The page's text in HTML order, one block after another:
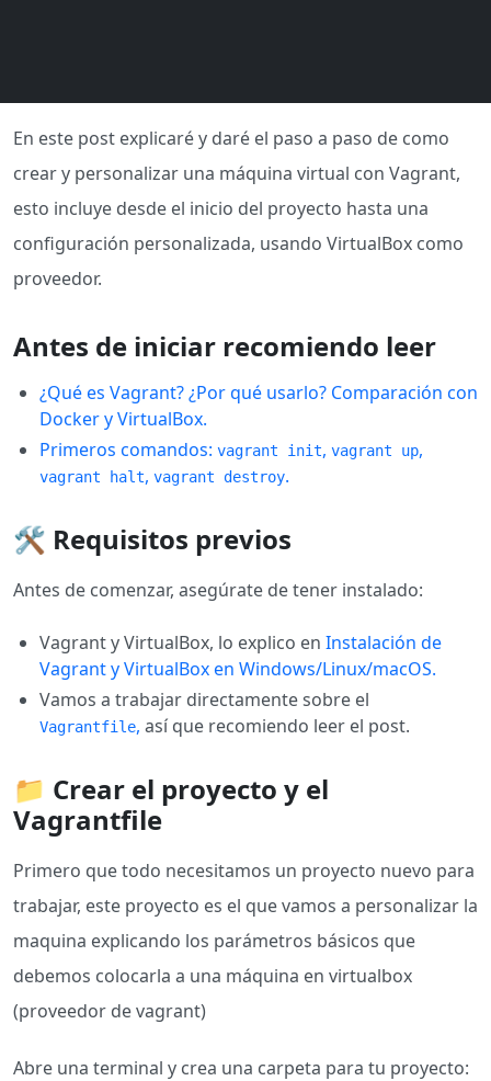
En este post explicaré y daré el paso a paso de como
crear y personalizar una máquina virtual con Vagrant,
esto incluye desde el inicio del proyecto hasta una
configuración personalizada, usando VirtualBox como
proveedor.
Antes de iniciar recomiendo leer
¿Qué es Vagrant? ¿Por qué usarlo? Comparación con
Docker y VirtualBox.
Primeros comandos: vagrant init, vagrant up,
vagrant halt, vagrant destroy.
🛠️ Requisitos previos
Antes de comenzar, asegúrate de tener instalado:
Vagrant y VirtualBox, lo explico en Instalación de
Vagrant y VirtualBox en Windows/Linux/macOS.
Vamos a trabajar directamente sobre el
Vagrantfile, así que recomiendo leer el post.
📁 Crear el proyecto y el
Vagrantfile
Primero que todo necesitamos un proyecto nuevo para
trabajar, este proyecto es el que vamos a personalizar la
maquina explicando los parámetros básicos que
debemos colocarla a una máquina en virtualbox
(proveedor de vagrant)
Abre una terminal y crea una carpeta para tu proyecto: